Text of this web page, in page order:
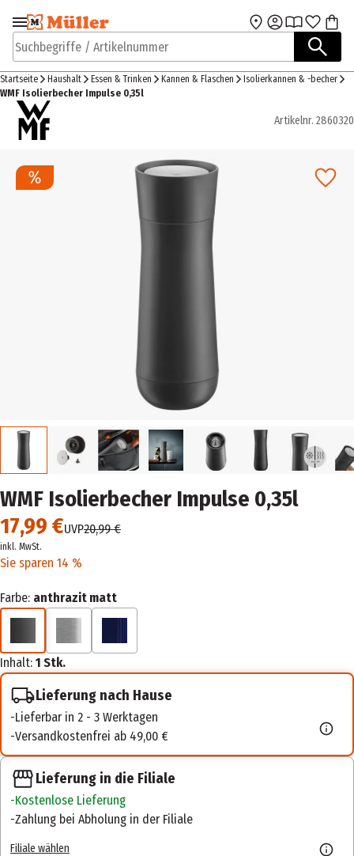
Zur Navigation
springen
Zum Hauptinhalt
Suchbegriffe / Artikelnummer
Startseite Haushalt Essen & Trinken Kannen & Flaschen
Isolierkannen & -becher
WMF Isolierbecher Impulse 0,35l
Artikelnr. 2860320
WMF Isolierbecher Impulse 0,35l
17,99 €UVP20,99 €
inkl. MwSt.
Sie sparen 14 %
Farbe: anthrazit matt
Inhalt: 1 Stk.
Lieferung nach Hause
Lieferbar in 2 - 3 Werktagen
Versandkostenfrei ab 49,00 €
Lieferung in die Filiale
Kostenlose Lieferung
Zahlung bei Abholung in der Filiale
Filiale wählen